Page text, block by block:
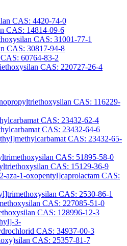
CAS: 4420-74-0
CAS: 14814-09-6
CAS: 31001-77-1
CAS: 30817-94-8
60764-83-2
CAS: 220727-26-4
CAS: 116229-
CAS: 23432-62-4
CAS: 23432-64-6
CAS: 23432-65-
CAS: 51895-58-0
CAS: 15129-36-9
1-oxopentyl]caprolactam CAS:
CAS: 2530-86-1
CAS: 227085-51-0
CAS: 128996-12-3
3-
CAS: 34937-00-3
CAS: 25357-81-7